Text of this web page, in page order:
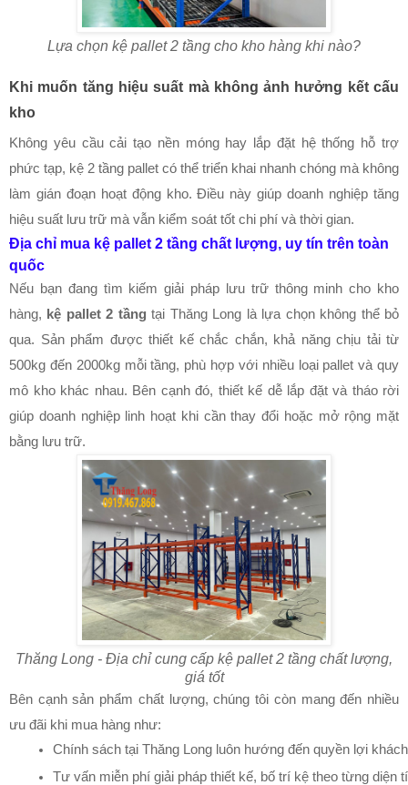
Lựa chọn kệ pallet 2 tầng cho kho hàng khi nào?
Khi muốn tăng hiệu suất mà không ảnh hưởng kết cấu
kho
Không yêu cầu cải tạo nền móng hay lắp đặt hệ thống hỗ trợ
phức tạp, kệ 2 tầng pallet có thể triển khai nhanh chóng mà không
làm gián đoạn hoạt động kho. Điều này giúp doanh nghiệp tăng
hiệu suất lưu trữ mà vẫn kiểm soát tốt chi phí và thời gian.
Địa chỉ mua kệ pallet 2 tầng chất lượng, uy tín trên toàn
quốc
Nếu bạn đang tìm kiếm giải pháp lưu trữ thông minh cho kho
hàng, kệ pallet 2 tầng tại Thăng Long là lựa chọn không thể bỏ
qua. Sản phẩm được thiết kế chắc chắn, khả năng chịu tải từ
500kg đến 2000kg mỗi tầng, phù hợp với nhiều loại pallet và quy
mô kho khác nhau. Bên cạnh đó, thiết kế dễ lắp đặt và tháo rời
giúp doanh nghiệp linh hoạt khi cần thay đổi hoặc mở rộng mặt
bằng lưu trữ.
Thăng Long - Địa chỉ cung cấp kệ pallet 2 tầng chất lượng,
giá tốt
Bên cạnh sản phẩm chất lượng, chúng tôi còn mang đến nhiều
ưu đãi khi mua hàng như:
Chính sách tại Thăng Long luôn hướng đến quyền lợi
Tư vấn miễn phí giải pháp thiết kế, bố trí kệ theo từng diện